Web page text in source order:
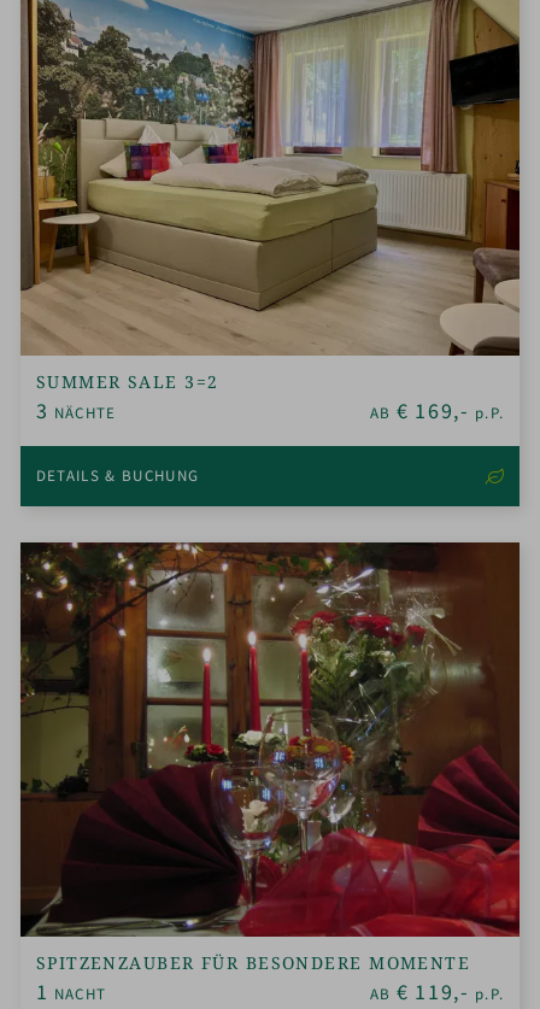
SUMMER SALE 3=2
3 NÄCHTE AB € 169,- p.P.
DETAILS & BUCHUNG
SPITZENZAUBER FÜR BESONDERE MOMENTE
1 NACHT AB € 119,- p.P.